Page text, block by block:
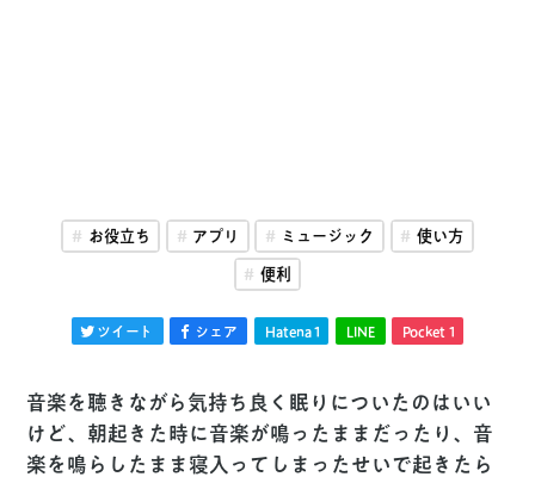
お役立ち アプリ ミュージック 使い方
便利
ツイート シェア Hatena1 LINE Pocket 1
音楽を聴きながら気持ち良く眠りについたのはいい
けど、朝起きた時に音楽が鳴ったままだったり、音
楽を鳴らしたまま寝入ってしまったせいで起きたら